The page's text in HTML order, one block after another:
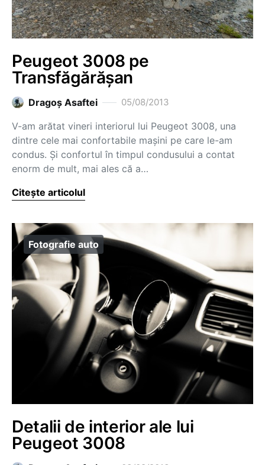
Peugeot 3008 pe
Transfăgărășan
Dragoş Asaftei 05/08/2013
V-am arătat vineri interiorul lui Peugeot 3008, una
dintre cele mai confortabile mașini pe care le-am
condus. Și confortul în timpul condusului a contat
enorm de mult, mai ales că a…
Citește articolul
Fotografie auto
Detalii de interior ale lui
Peugeot 3008